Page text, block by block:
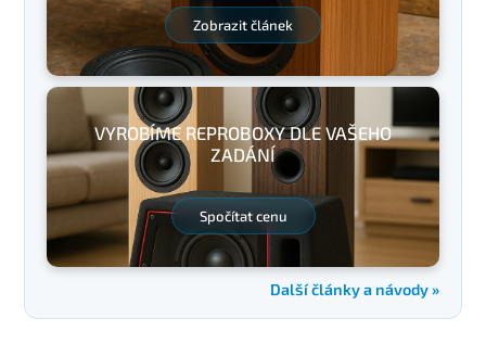
Zobrazit článek
VYROBÍME REPROBOXY DLE VAŠEHO
ZADÁNÍ
Spočítat cenu
Další články a návody »